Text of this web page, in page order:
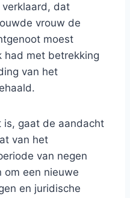
verklaard, dat
vrouw de
moest
had met betrekking
van het
is, gaat de aandacht
van het
van negen
om een ​​nieuwe
en juridische